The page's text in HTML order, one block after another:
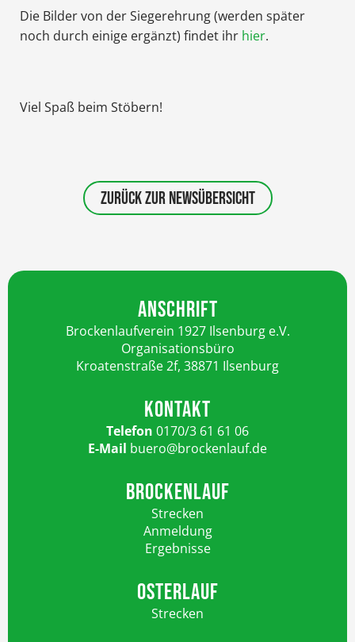
Die Bilder von der Siegerehrung (werden später
noch durch einige ergänzt) findet ihr hier.
Viel Spaß beim Stöbern!
ZURÜCK ZUR NEWSÜBERSICHT
ANSCHRIFT
Brockenlaufverein 1927 Ilsenburg e.V.
Organisationsbüro
Kroatenstraße 2f, 38871 Ilsenburg
KONTAKT
Telefon 0170/3 61 61 06
E-Mail buero@brockenlauf.de
BROCKENLAUF
Strecken
Anmeldung
Ergebnisse
OSTERLAUF
Strecken